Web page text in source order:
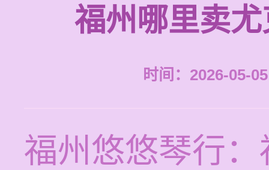
福州哪里卖
时间：2026-05-
福州悠悠琴行